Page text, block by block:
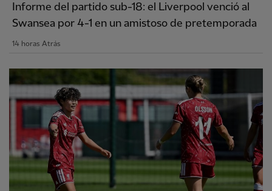
Informe del partido sub-18: el Liverpool venció al
Swansea por 4-1 en un amistoso de pretemporada
14 horas Atrás